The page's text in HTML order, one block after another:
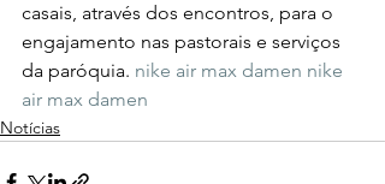
casais, através dos encontros, para o
engajamento nas pastorais e serviços
da paróquia. nike air max damen nike
air max damen
Notícias